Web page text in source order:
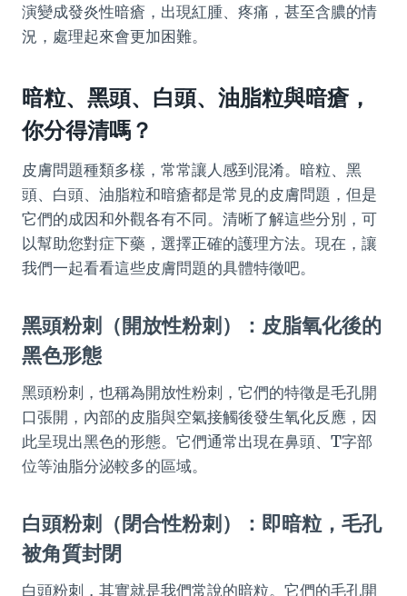
演變成發炎性暗瘡，出現紅腫、疼痛，甚至含膿的情
況，處理起來會更加困難。
暗粒、黑頭、白頭、油脂粒與暗瘡，
你分得清嗎？
皮膚問題種類多樣，常常讓人感到混淆。暗粒、黑
頭、白頭、油脂粒和暗瘡都是常見的皮膚問題，但是
它們的成因和外觀各有不同。清晰了解這些分別，可
以幫助您對症下藥，選擇正確的護理方法。現在，讓
我們一起看看這些皮膚問題的具體特徵吧。
黑頭粉刺（開放性粉刺）：皮脂氧化後的
黑色形態
黑頭粉刺，也稱為開放性粉刺，它們的特徵是毛孔開
口張開，內部的皮脂與空氣接觸後發生氧化反應，因
此呈現出黑色的形態。它們通常出現在鼻頭、T字部
位等油脂分泌較多的區域。
白頭粉刺（閉合性粉刺）：即暗粒，毛孔
被角質封閉
白頭粉刺，其實就是我們常說的暗粒。它們的毛孔開